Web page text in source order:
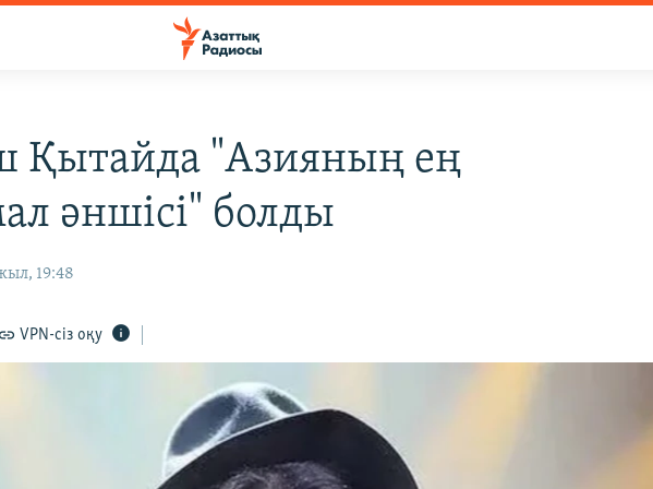
Қытайда "Азияның ең
әншісі" болды
19:48
VPN-сіз оқу